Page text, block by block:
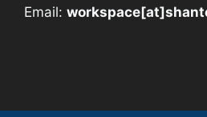
Email: